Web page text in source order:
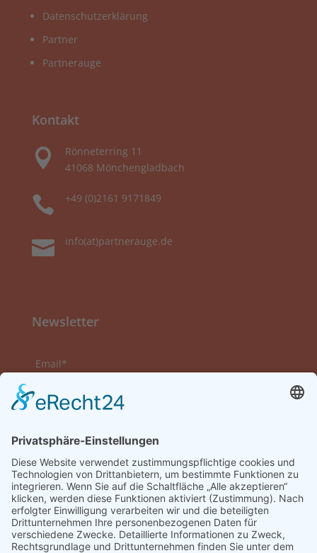
Datenschutzerklärung
Partner
Partnerauge
Kontakt

Rönneterring 11
41068 Mönchengladbach
 +49 (0)2161 9171849
 info(at)partnerauge.de
Newsletter
Email*
Nachname
Datenschutzerklärung zur Kenntnis genommen
und akzeptiert.